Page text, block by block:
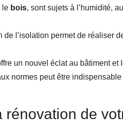
le bois, sont sujets à l’humidité,
de l’isolation permet de réaliser
un nouvel éclat au bâtiment et
normes peut être
de